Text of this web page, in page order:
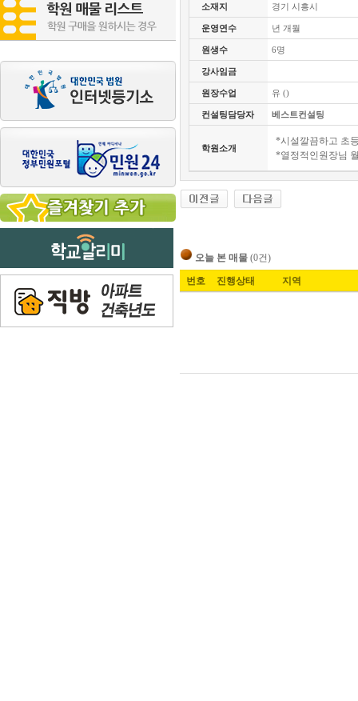
소재지 경기 시흥시
운영연수 년 개월
원생수 6명
강사임금
원장수업 유 ()
컨설팅담당자 베스트컨설팅
학원소개
*시설깔끔하고 초
*열정적인원장님
오늘 본 매물 (0건)
번호 진행상태 지역